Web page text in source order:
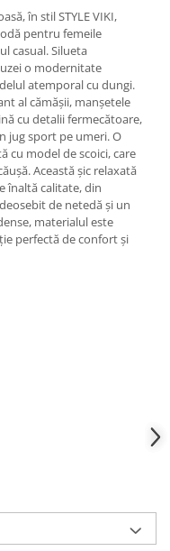
în stil STYLE VIKI,
pentru femeile
casual. Silueta
o modernitate
atemporal cu dungi.
al cămășii, manșetele
cu detalii fermecătoare,
jug sport pe umeri. O
cu model de scoici, care
Această șic relaxată
înaltă calitate, din
de netedă și un
materialul este
perfectă de confort și